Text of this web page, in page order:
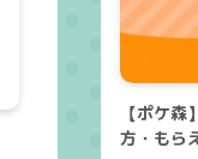
【ポケ
方・もら